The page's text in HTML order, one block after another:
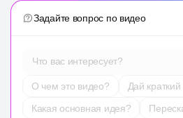
Задайте вопрос по видео
Что вас интересует?
О чем это видео?
Дай
Какая основная идея?